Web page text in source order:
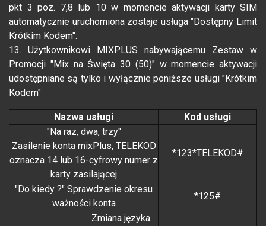
pkt 3 poz. 7,8 lub 10 w momencie aktywacji karty SIM
automatycznie uruchomiona zostaje usługa "Dostępny Limit
Krótkim Kodem".
13. Użytkownikowi MIXPLUS nabywającemu Zestaw w
Promocji "Mix na Święta 30 (50)" w momencie aktywacji
udostępniane są tylko i wyłącznie poniższe usługi "Krótkim
Kodem"
Nazwa usługi
Kod usługi
"Na raz, dwa, trzy"
Zasilenie konta mixPlus, TELEKOD
oznacza 14 lub 16-cyfrowy numer z
karty zasilającej
*123*TELEKOD#
"Do kiedy ?" Sprawdzenie okresu
ważności konta
*125#
Zmiana języka